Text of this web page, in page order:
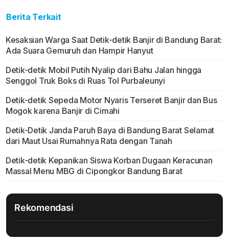
Berita Terkait
Kesaksian Warga Saat Detik-detik Banjir di Bandung Barat:
Ada Suara Gemuruh dan Hampir Hanyut
Detik-detik Mobil Putih Nyalip dari Bahu Jalan hingga
Senggol Truk Boks di Ruas Tol Purbaleunyi
Detik-detik Sepeda Motor Nyaris Terseret Banjir dan Bus
Mogok karena Banjir di Cimahi
Detik-Detik Janda Paruh Baya di Bandung Barat Selamat
dari Maut Usai Rumahnya Rata dengan Tanah
Detik-detik Kepanikan Siswa Korban Dugaan Keracunan
Massal Menu MBG di Cipongkor Bandung Barat
Rekomendasi